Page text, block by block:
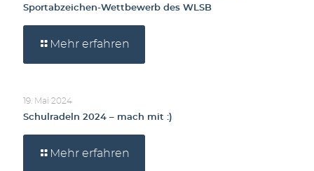
Sportabzeichen-Wettbewerb des WLSB
Mehr erfahren
19. Mai 2024
Schulradeln 2024 – mach mit :)
Mehr erfahren